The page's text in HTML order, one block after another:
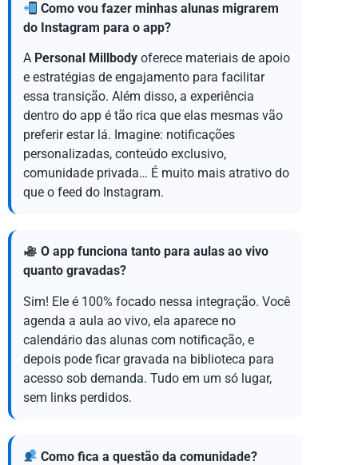
Como vou fazer minhas alunas migrarem
do Instagram para o app?
A Personal Millbody oferece materiais de apoio
e estratégias de engajamento para facilitar
essa transição. Além disso, a experiência
dentro do app é tão rica que elas mesmas vão
preferir estar lá. Imagine: notificações
personalizadas, conteúdo exclusivo,
comunidade privada… É muito mais atrativo do
que o feed do Instagram.
O app funciona tanto para aulas ao vivo
quanto gravadas?
Sim! Ele é 100% focado nessa integração. Você
agenda a aula ao vivo, ela aparece no
calendário das alunas com notificação, e
depois pode ficar gravada na biblioteca para
acesso sob demanda. Tudo em um só lugar,
sem links perdidos.
Como fica a questão da comunidade?